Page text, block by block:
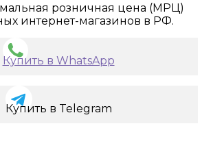
розничная цена (МРЦ)
интернет-магазинов в РФ.
Купить в WhatsApp
Купить в Telegram